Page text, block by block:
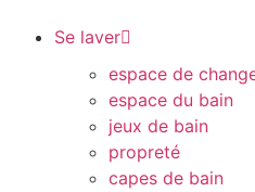
Se laver
espace de
espace du bain
jeux de bain
propreté
capes de bain